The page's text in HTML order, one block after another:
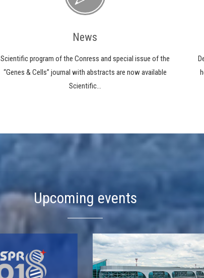
News
Scientific program of the Conress and special issue of the
“Genes & Cells” journal with abstracts are now available
Scientific…
Upcoming events